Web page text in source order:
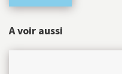
A voir aussi